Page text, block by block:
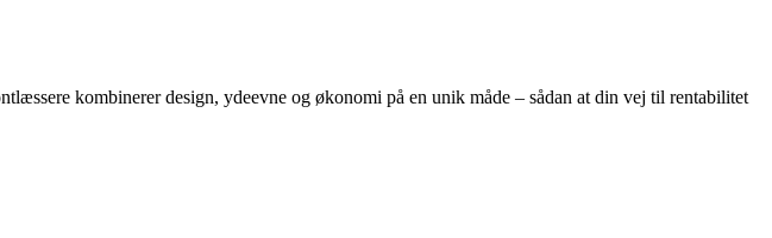
kombinerer design, ydeevne og økonomi på en unik måde – sådan at din vej til rentabilitet